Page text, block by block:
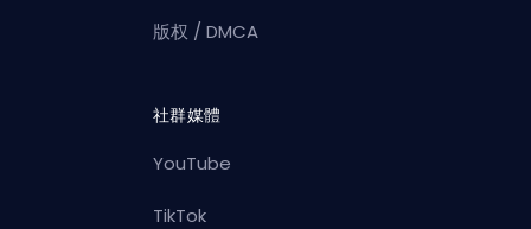
版权 / DMCA
社群媒體
YouTube
TikTok